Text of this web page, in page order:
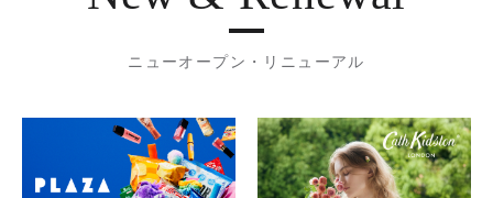
ニューオープン・リニューアル